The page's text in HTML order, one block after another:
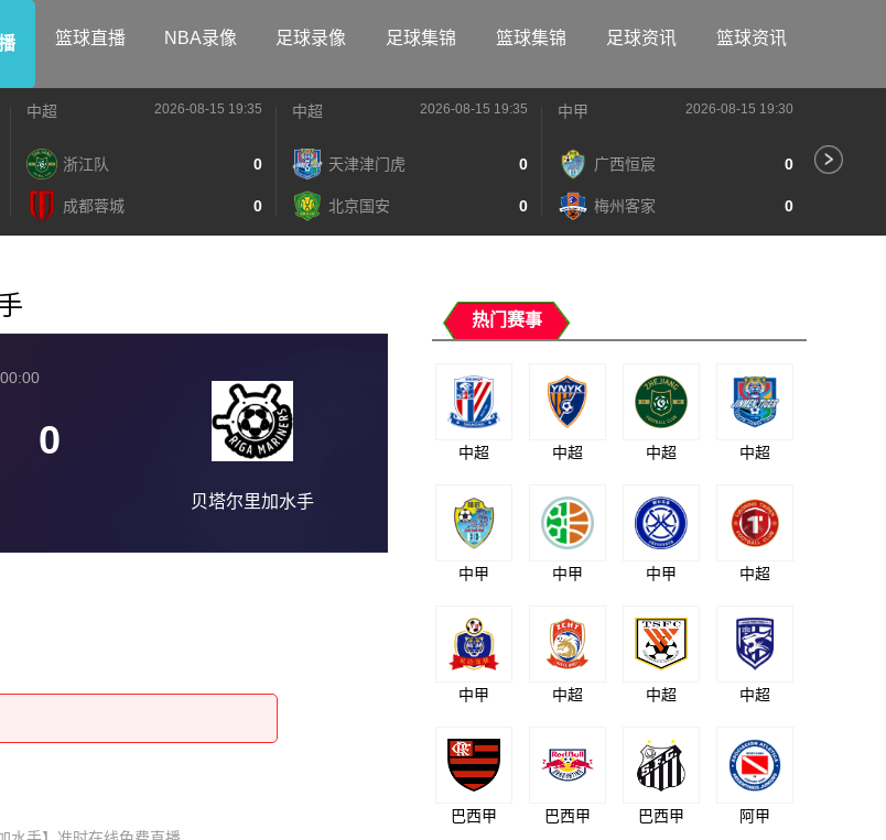
篮球直播 NBA录像 足球录像 足球集锦 篮球集锦 足球资讯 篮球资讯
中超 2026-08-15 19:35
浙江队 0
成都蓉城 0
中超 2026-08-15 19:35
天津津门虎 0
北京国安 0
中甲 2026-08-15 19:30
广西恒宸 0
梅州客家 0
0
贝塔尔里加水手
热门赛事
中超 中超 中超 中超
中甲 中甲 中甲 中超
中甲 中超 中超 中超
巴西甲 巴西甲 巴西甲 阿甲